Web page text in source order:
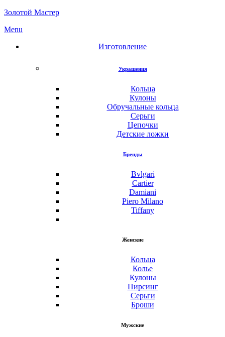
Золотой Мастер
Menu
Изготовление
Украшения
Кольца
Кулоны
Обручальные кольца
Серьги
Цепочки
Детские ложки
Бренды
Bvlgari
Cartier
Damiani
Piero Milano
Tiffany
Женские
Кольца
Колье
Кулоны
Пирсинг
Серьги
Броши
Мужские